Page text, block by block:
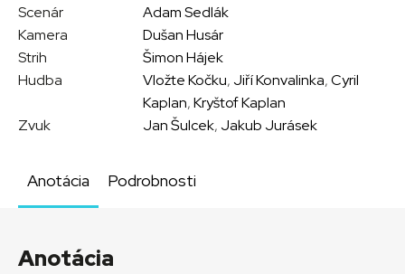
Scenár
Adam Sedlák
Kamera
Dušan Husár
Strih
Šimon Hájek
Hudba
Vložte Kočku, Jiří Konvalinka,Cyril
Kaplan,Kryštof Kaplan
Zvuk
Jan Šulcek, Jakub Jurásek
Anotácia Podrobnosti
Anotácia